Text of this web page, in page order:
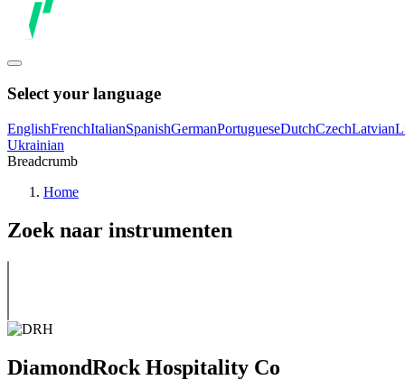
Select your language
EnglishFrenchItalianSpanishGermanPortugueseDutchCzechLatvian
Ukrainian
Breadcrumb
Home
Zoek naar instrumenten
DiamondRock Hospitality Co